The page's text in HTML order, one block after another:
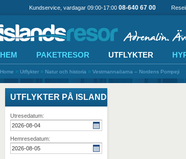
Home » Utflykter » Natur och historia » Vestmannaöarna – Nordens Pompeji
UTFLYKTER PÅ ISLAND
Utresedatum:
Hemresedatum:
HEM PAKETRESOR UTFLYKTER
Kundservice, vardagar 09:00-17:00 08-640 67 00